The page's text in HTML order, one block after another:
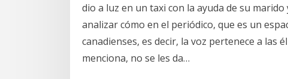
dio a luz en un taxi con la ayuda de su
analizar cómo en el periódico, que es un
canadienses, es decir, la voz pertenece a las
menciona, no se les da…